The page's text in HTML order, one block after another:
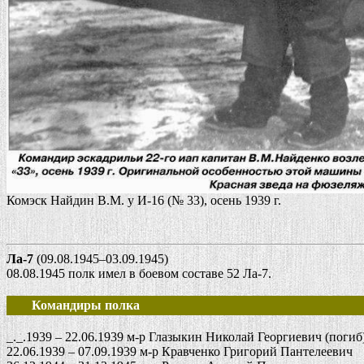
Комэск Найдин В.М. у И-16 (№ 33), осень 1939 г.
Ла-7 (09.08.1945–03.09.1945)
08.08.1945 полк имел в боевом составе 52 Ла-7.
Командиры полка
_._.1939 – 22.06.1939 м-р Глазыкин Николай Георгиевич
22.06.1939 – 07.09.1939 м-р Кравченко Григорий Пантелеевич